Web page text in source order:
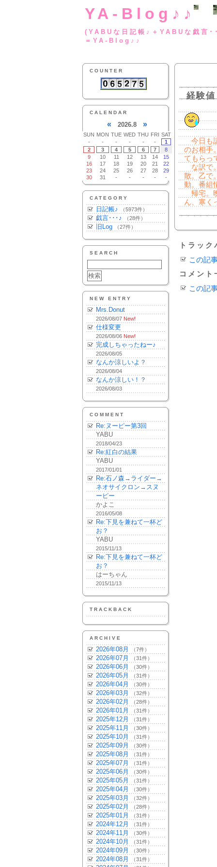
YA-Blog♪♪
(YABUな日記帳♪
＝YA-Blog♪♪
COUNTER
CALENDAR
« 2026.8 »
SUN MON TUE WED THU FRI SAT
-
- - - - -
1
2
3 4 5 6 7
8
9
10 11 12 13 14
15
16
17 18 19 20 21
22
23
24 25 26 27 28
29
30
31 - - - - -
CATEGORY
日記帳♪ （5973件）
戯言･･･♪ （28件）
旧Log （27件）
SEARCH
NEW ENTRY
Mrs.Donut
2026/08/07 New!
仕様変更
2026/08/06 New!
完成しちゃったねー♪
2026/08/05
なんか涼しいよ？
2026/08/04
なんか涼しい！？
2026/08/03
COMMENT
Re:ヌーピー第3回
YABU
2018/04/23
Re:紅白の結果
YABU
2017/01/01
Re:石ノ森→ライダー→
ネオサイクロン→スヌ
ーピー
かよこ
2016/05/08
Re:下見を兼ねて一杯ど
お？
YABU
2015/11/13
Re:下見を兼ねて一杯ど
お？
はーちゃん
2015/11/13
TRACKBACK
ARCHIVE
2026年08月 （7件）
2026年07月 （31件）
2026年06月 （30件）
2026年05月 （31件）
2026年04月 （30件）
2026年03月 （32件）
2026年02月 （28件）
2026年01月 （31件）
2025年12月 （31件）
2025年11月 （30件）
2025年10月 （31件）
2025年09月 （30件）
2025年08月 （31件）
2025年07月 （31件）
2025年06月 （30件）
2025年05月 （31件）
2025年04月 （30件）
2025年03月 （32件）
2025年02月 （28件）
2025年01月 （31件）
2024年12月 （31件）
2024年11月 （30件）
2024年10月 （31件）
2024年09月 （30件）
2024年08月 （31件）
経験値
今日も
のお相手
てもらっ
な訳で
散。乙で
動。番組
帰宅。
ん、寒く
トラッ
この記
コメント
この記